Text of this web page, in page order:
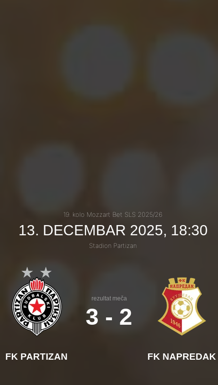
19. kolo Mozzart Bet SLS 2025/26
13. DECEMBAR 2025, 18:30
Stadion Partizan
FK PARTIZAN
rezultat meča
3 - 2
FK NAPREDAK